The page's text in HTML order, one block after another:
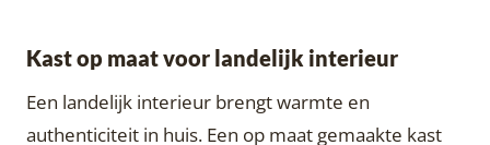
Kast op maat voor landelijk interieur
Een landelijk interieur brengt warmte en
authenticiteit in huis. Een op maat gemaakte kast